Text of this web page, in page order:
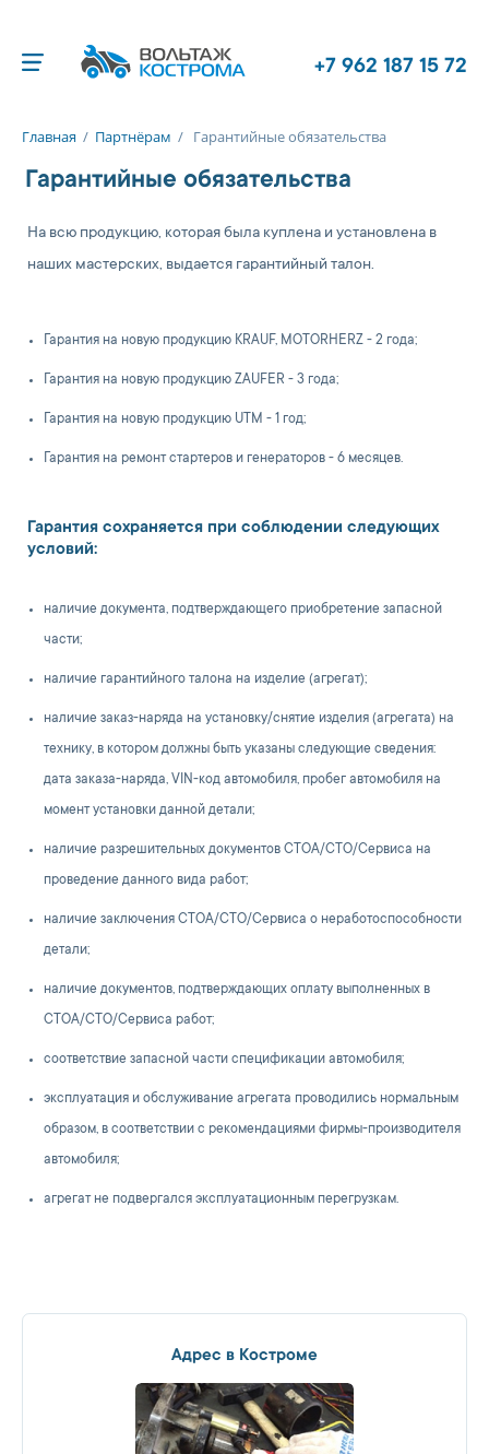
+7 962 187 15 72
Главная / Партнёрам / Гарантийные обязательства
Гарантийные обязательства
На всю продукцию, которая была куплена и установлена в
наших мастерских, выдается гарантийный талон.
Гарантия на новую продукцию KRAUF, MOTORHERZ - 2 года;
Гарантия на новую продукцию ZAUFER - 3 года;
Гарантия на новую продукцию UTM - 1 год;
Гарантия на ремонт стартеров и генераторов - 6 месяцев.
Гарантия сохраняется при соблюдении следующих
условий:
наличие документа, подтверждающего приобретение запасной
части;
наличие гарантийного талона на изделие (агрегат);
наличие заказ-наряда на установку/снятие изделия (агрегата) на
технику, в котором должны быть указаны следующие сведения:
дата заказа-наряда, VIN-код автомобиля, пробег автомобиля на
момент установки данной детали;
наличие разрешительных документов СТОА/СТО/Сервиса на
проведение данного вида работ;
наличие заключения СТОА/СТО/Сервиса о неработоспособности
детали;
наличие документов, подтверждающих оплату выполненных в
СТОА/СТО/Сервиса работ;
соответствие запасной части спецификации автомобиля;
эксплуатация и обслуживание агрегата проводились нормальным
образом, в соответствии с рекомендациями фирмы-производителя
автомобиля;
агрегат не подвергался эксплуатационным перегрузкам.
Адрес в Костроме